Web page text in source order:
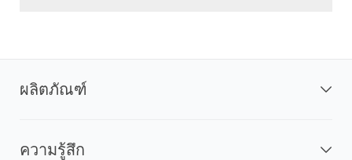
ผลิตภัณฑ์
ความรู้สึก